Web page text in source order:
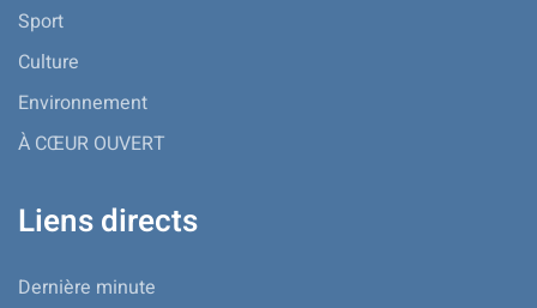
Sport
Culture
Environnement
À CŒUR OUVERT
Liens directs
Dernière minute